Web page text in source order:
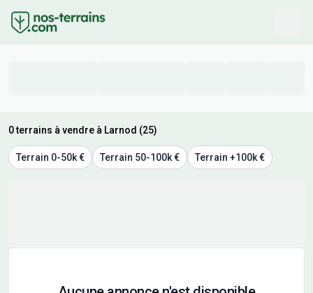
0 terrains à vendre à Larnod (25)
Terrain 0-50k € Terrain 50-100k € Terrain +100k €